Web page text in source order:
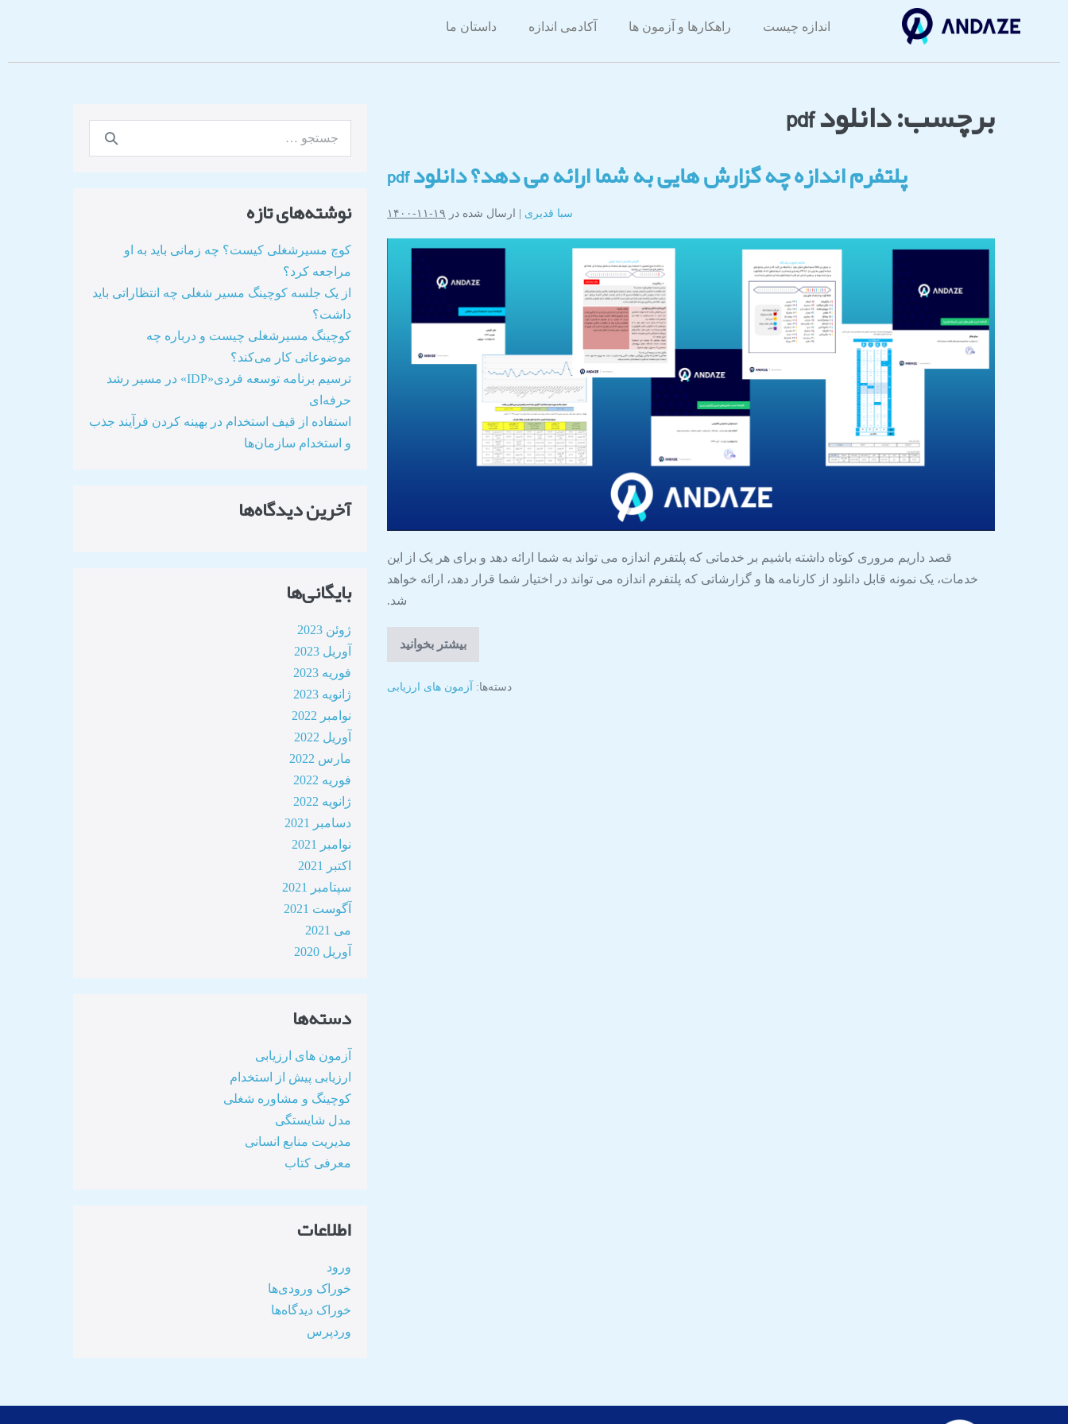
اندازه چیست راهکارها و آزمون ها آکادمی اندازه داستان ما
برچسب:دانلود pdf
پلتفرم اندازه چه گزارش هایی به شما ارائه می دهد؟ دانلود pdf
سبا قدیری ارسال شده در ۱۹-۱۱-۱۴۰۰
قصد داریم مروری کوتاه داشته باشیم بر خدماتی که پلتفرم اندازه می تواند به شما ارائه دهد و برای هر یک از این
خدمات، یک نمونه قابل دانلود از کارنامه ها و گزارشاتی که پلتفرم اندازه می تواند در اختیار شما قرار دهد، ارائه خواهد
شد.
بیشتر بخوانید
دسته‌ها: آزمون های ارزیابی
نوشته‌های تازه
کوچ مسیرشغلی کیست؟ چه زمانی باید به او
مراجعه کرد؟
از یک جلسه کوچینگ مسیر شغلی چه انتظاراتی باید
داشت؟
کوچینگ مسیرشغلی چیست و درباره چه
موضوعاتی کار می‌کند؟
ترسیم برنامه توسعه فردی«IDP» در مسیر رشد
حرفه‌ای
استفاده از قیف استخدام در بهینه کردن فرآیند جذب
و استخدام سازمان‌ها​
آخرین دیدگاه‌ها
بایگانی‌ها
ژوئن 2023
آوریل 2023
فوریه 2023
ژانویه 2023
نوامبر 2022
آوریل 2022
مارس 2022
فوریه 2022
ژانویه 2022
دسامبر 2021
نوامبر 2021
اکتبر 2021
سپتامبر 2021
آگوست 2021
می 2021
آوریل 2020
دسته‌ها
آزمون های ارزیابی
ارزیابی پیش از استخدام
کوچینگ و مشاوره شغلی
مدل شایستگی
مدیریت منابع انسانی
معرفی کتاب
اطلاعات
ورود
خوراک ورودی‌ها
خوراک دیدگاه‌ها
وردپرس